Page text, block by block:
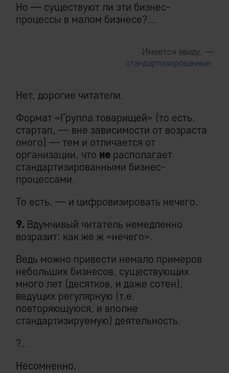
Но — существуют ли эти бизнес-
процессы в малом бизнесе?...
Имеется ввиду, —
стандартизированные.
Нет, дорогие читатели.
Формат «Группа товарищей» (то есть,
стартап, — вне зависимости от возраста
оного) — тем и отличается от
организации, что не располагает
стандартизированными бизнес-
процессами.
То есть, — и цифровизировать нечего.
9. Вдумчивый читатель немедленно
возразит: как же ж «нечего».
Ведь можно привести немало примеров
небольших бизнесов, существующих
много лет (десятков, и даже сотен),
ведущих регулярную (т.е.
повторяющуюся, и вполне
стандартизируемую) деятельность.
?..
Несомненно.